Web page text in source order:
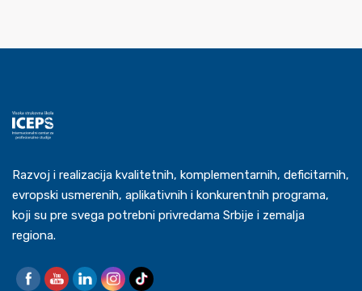
Razvoj i realizacija kvalitetnih, komplementarnih, deficitarnih,
evropski usmerenih, aplikativnih i konkurentnih programa,
koji su pre svega potrebni privredama Srbije i zemalja
regiona.